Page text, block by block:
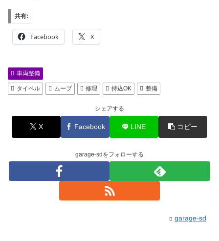
共有:
Facebook X
車両整備
タイベル ムーブ 修理 持込OK 整備
シェアする
X Facebook LINE コピー
garage-sdをフォローする
garage-sd